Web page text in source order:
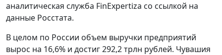
аналитическая служба FinExpertiza со ссылкой на
данные Росстата.
В целом по России объем выручки предприятий
вырос на 16,6% и достиг 292,2 трлн рублей. Чувашия